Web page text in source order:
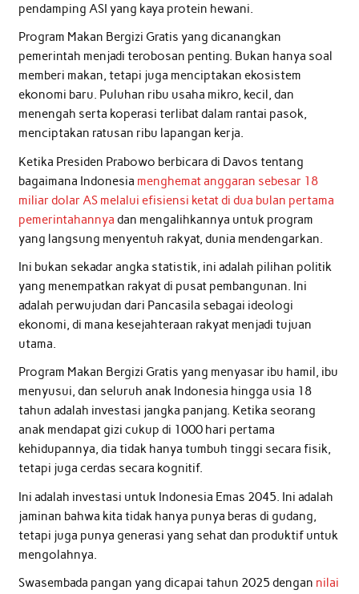
pendamping ASI yang kaya protein hewani.
Program Makan Bergizi Gratis yang dicanangkan
pemerintah menjadi terobosan penting. Bukan hanya soal
memberi makan, tetapi juga menciptakan ekosistem
ekonomi baru. Puluhan ribu usaha mikro, kecil, dan
menengah serta koperasi terlibat dalam rantai pasok,
menciptakan ratusan ribu lapangan kerja.
Ketika Presiden Prabowo berbicara di Davos tentang
bagaimana Indonesia menghemat anggaran sebesar 18
miliar dolar AS melalui efisiensi ketat di dua bulan pertama
pemerintahannya dan mengalihkannya untuk program
yang langsung menyentuh rakyat, dunia mendengarkan.
Ini bukan sekadar angka statistik, ini adalah pilihan politik
yang menempatkan rakyat di pusat pembangunan. Ini
adalah perwujudan dari Pancasila sebagai ideologi
ekonomi, di mana kesejahteraan rakyat menjadi tujuan
utama.
Program Makan Bergizi Gratis yang menyasar ibu hamil, ibu
menyusui, dan seluruh anak Indonesia hingga usia 18
tahun adalah investasi jangka panjang. Ketika seorang
anak mendapat gizi cukup di 1000 hari pertama
kehidupannya, dia tidak hanya tumbuh tinggi secara fisik,
tetapi juga cerdas secara kognitif.
Ini adalah investasi untuk Indonesia Emas 2045. Ini adalah
jaminan bahwa kita tidak hanya punya beras di gudang,
tetapi juga punya generasi yang sehat dan produktif untuk
mengolahnya.
Swasembada pangan yang dicapai tahun 2025 dengan nilai